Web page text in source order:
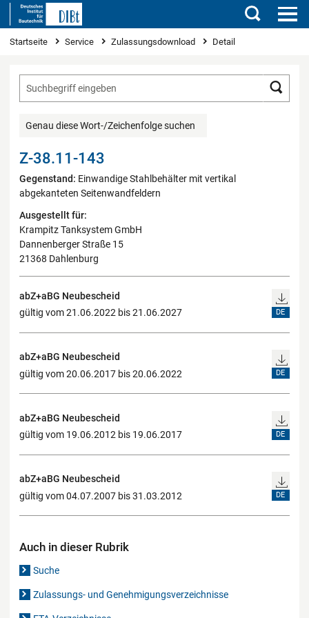
Suchen
Sie sind hier
Startseite Service Zulassungsdownload Detail
Genau diese Wort-/Zeichenfolge suchen
Z-38.11-143
Gegenstand: Einwandige Stahlbehälter mit vertikal
abgekanteten Seitenwandfeldern
Ausgestellt für:
Krampitz Tanksystem GmbH
Dannenberger Straße 15
21368 Dahlenburg
abZ+aBG Neubescheid
gültig vom 21.06.2022 bis 21.06.2027
DE
abZ+aBG Neubescheid
gültig vom 20.06.2017 bis 20.06.2022
DE
abZ+aBG Neubescheid
gültig vom 19.06.2012 bis 19.06.2017
DE
abZ+aBG Neubescheid
gültig vom 04.07.2007 bis 31.03.2012
DE
Auch in dieser Rubrik
Suche
Zulassungs- und Genehmigungsverzeichnisse